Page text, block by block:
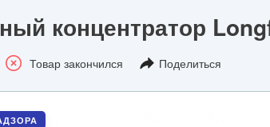
концентратор
Товар закончился Поделиться